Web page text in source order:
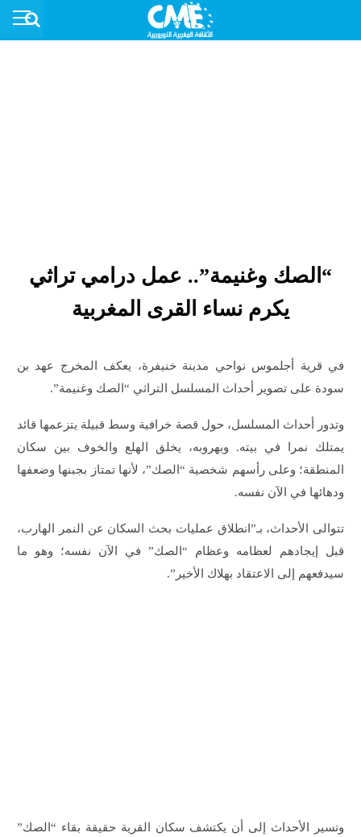
“الصك وغنيمة”.. عمل درامي تراثي
يكرم نساء القرى المغربية
في قرية أجلموس نواحي مدينة خنيفرة، يعكف المخرج عهد بن
سودة على تصوير أحداث المسلسل التراثي “الصك وغنيمة”.
وتدور أحداث المسلسل، حول قصة خرافية وسط قبيلة يتزعمها قائد
يمتلك نمرا في بيته. وبهروبه، يخلق الهلع والخوف بين سكان
المنطقة؛ وعلى رأسهم شخصية “الصك”، لأنها تمتاز بجبنها وضعفها
ودهائها في الآن نفسه.
تتوالى الأحداث، بـ”انطلاق عمليات بحث السكان عن النمر الهارب،
قبل إيجادهم لعظامه وعظام “الصك” في الآن نفسه؛ وهو ما
سيدفعهم إلى الاعتقاد بهلاك الأخير”.
وتسير الأحداث إلى أن يكتشف سكان القرية حقيقة بقاء “الصك”